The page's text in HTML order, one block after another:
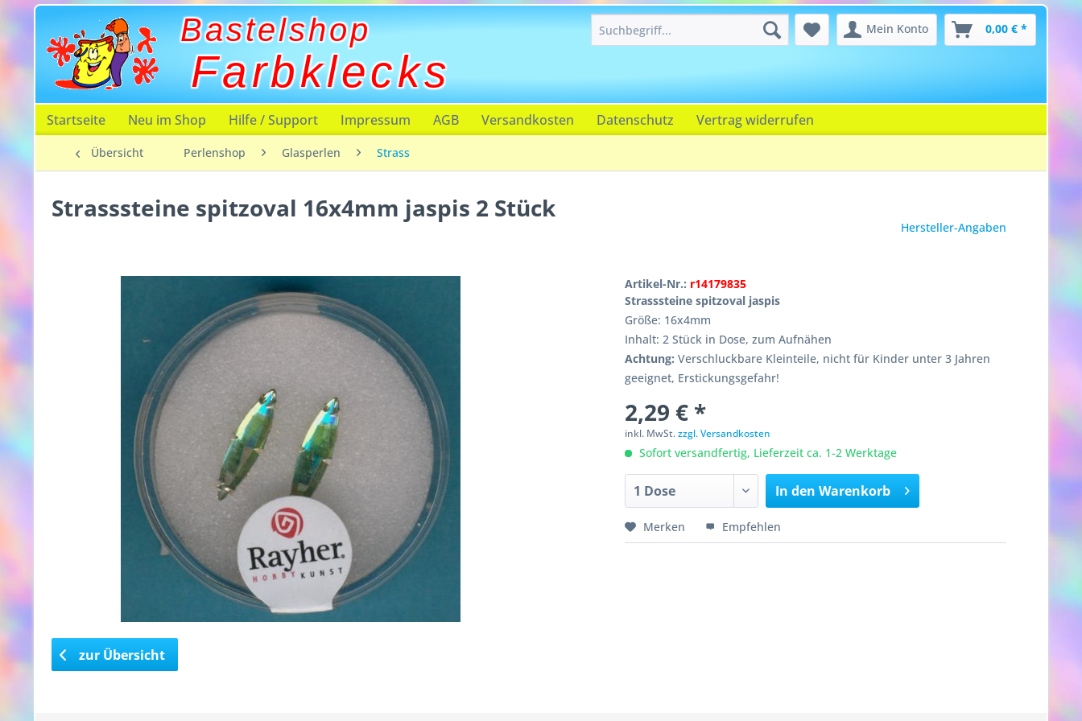
Bastelshop
Farbklecks
Mein Konto 0,00 € *
Startseite Neu im Shop Hilfe / Support Impressum AGB Versandkosten Datenschutz Vertrag widerrufen
Übersicht Perlenshop Glasperlen Strass
Strasssteine spitzoval 16x4mm jaspis 2 Stück
Hersteller-Angaben
Artikel-Nr.: r14179835
Strasssteine spitzoval jaspis
Größe: 16x4mm
Inhalt: 2 Stück in Dose, zum Aufnähen
Achtung: Verschluckbare Kleinteile, nicht für Kinder unter 3 Jahren
geeignet, Erstickungsgefahr!
2,29 € *
inkl. MwSt.zzgl. Versandkosten
Sofort versandfertig, Lieferzeit ca. 1-2 Werktage
In den Warenkorb
Merken Empfehlen
zur Übersicht